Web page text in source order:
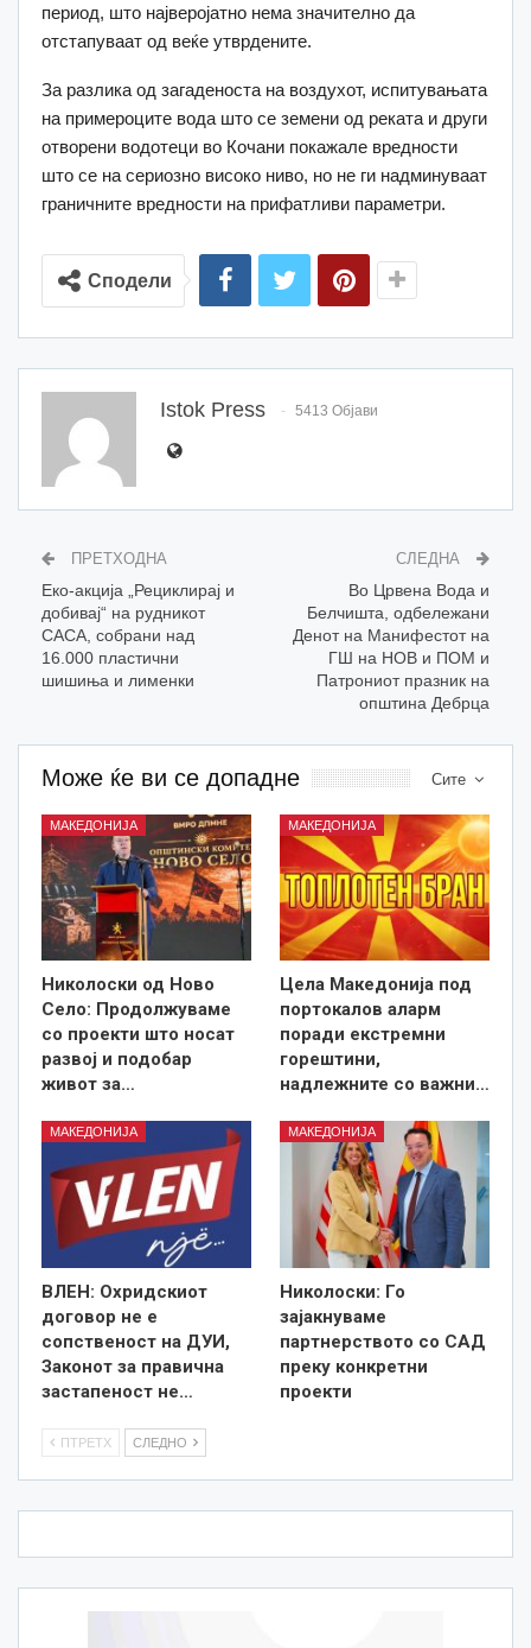
период, што најверојатно нема значително да
отстапуваат од веќе утврдените.
За разлика од загаденоста на воздухот, испитувањата
на примероците вода што се земени од реката и други
отворени водотеци во Кочани покажале вредности
што се на сериозно високо ниво, но не ги надминуваат
граничните вредности на прифатливи параметри.
Сподели
Istok Press 5413 Објави
ПРЕТХОДНА
Еко-акција „Рециклирај и
добивај“ на рудникот
САСА, собрани над
16.000 пластични
шишиња и лименки
СЛЕДНА
Во Црвена Вода и
Белчишта, одбележани
Денот на Манифестот на
ГШ на НОВ и ПОМ и
Патрониот празник на
општина Дебрца
Сите
Може ќе ви се допадне
МАКЕДОНИЈА
Николоски од Ново
Село: Продолжуваме
со проекти што носат
развој и подобар
живот за…
МАКЕДОНИЈА
Цела Македонија под
портокалов аларм
поради екстремни
горештини,
надлежните со важни…
МАКЕДОНИЈА
ВЛЕН: Охридскиот
договор не е
сопственост на ДУИ,
Законот за правична
застапеност не…
МАКЕДОНИЈА
Николоски: Го
зајакнуваме
партнерството со САД
преку конкретни
проекти
ПТРЕТХ СЛЕДНО